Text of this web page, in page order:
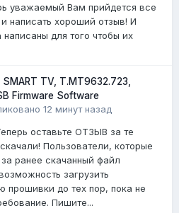
уважаемый Вам прийдется все
написать хороший отзыв! И
для того чтобы их
TV, T.MT9632.723,
Firmware Software
12 минут назад
оставьте ОТЗЫВ за те
Пользователи, которые
ранее скачанный файл
загрузить
до тех пор, пока не
Пишите...